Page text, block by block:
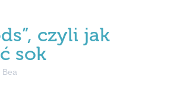
czyli jak
sok
Bea